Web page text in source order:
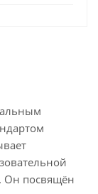
Он посвящён